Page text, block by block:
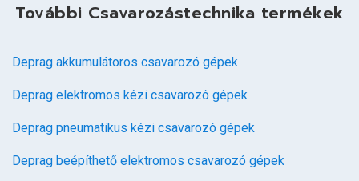
További Csavarozástechnika termékek
Deprag akkumulátoros csavarozó gépek
Deprag elektromos kézi csavarozó gépek
Deprag pneumatikus kézi csavarozó gépek
Deprag beépíthető elektromos csavarozó gépek